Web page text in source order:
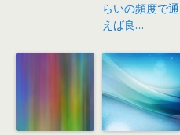
らいの頻度で通
えば良…